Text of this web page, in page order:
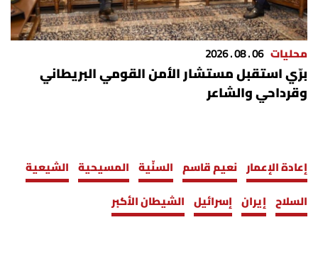
محليات 06 . 08 . 2026
برّي استقبل مستشار الأمن القومي البريطاني
وقرداحي والشاعر
إعادة الإعمار نعيم قاسم السنّية المسيحية الشيعية
السلاح إيران إسرائيل الشيطان الأكبر